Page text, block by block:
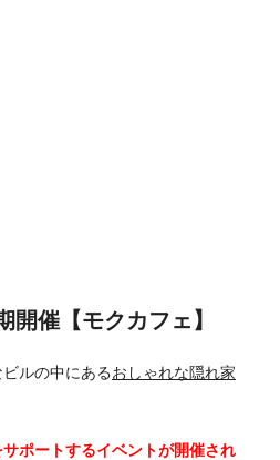
開催【モクカフェ】
ビルの中にあるおしゃれな隠れ家
ポートするイベントが開催され